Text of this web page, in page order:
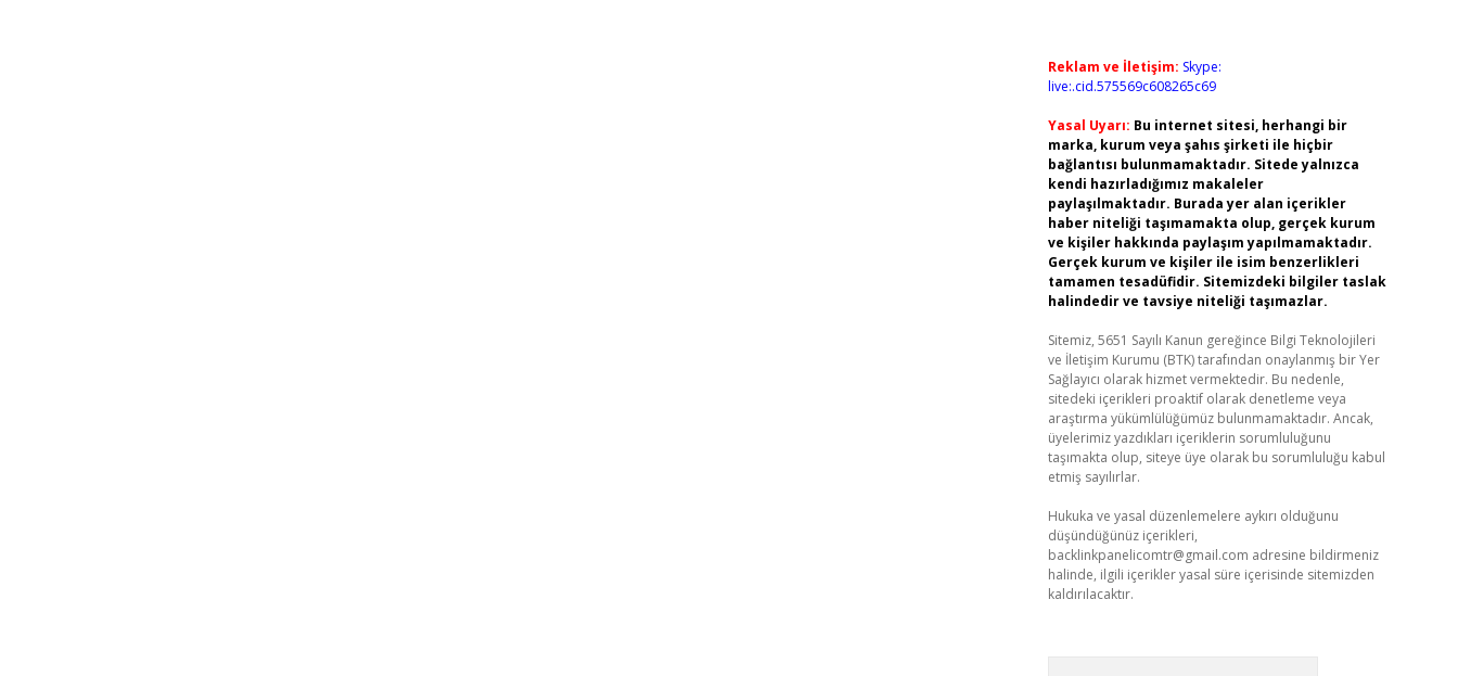
Reklam ve İletişim: Skype:
live:.cid.575569c608265c69
Yasal Uyarı: Bu internet sitesi, herhangi bir
marka, kurum veya şahıs şirketi ile hiçbir
bağlantısı bulunmamaktadır. Sitede yalnızca
kendi hazırladığımız makaleler
paylaşılmaktadır. Burada yer alan içerikler
haber niteliği taşımamakta olup, gerçek kurum
ve kişiler hakkında paylaşım yapılmamaktadır.
Gerçek kurum ve kişiler ile isim benzerlikleri
tamamen tesadüfidir. Sitemizdeki bilgiler taslak
halindedir ve tavsiye niteliği taşımazlar.
Sitemiz, 5651 Sayılı Kanun gereğince Bilgi Teknolojileri
ve İletişim Kurumu (BTK) tarafından onaylanmış bir Yer
Sağlayıcı olarak hizmet vermektedir. Bu nedenle,
sitedeki içerikleri proaktif olarak denetleme veya
araştırma yükümlülüğümüz bulunmamaktadır. Ancak,
üyelerimiz yazdıkları içeriklerin sorumluluğunu
taşımakta olup, siteye üye olarak bu sorumluluğu kabul
etmiş sayılırlar.
Hukuka ve yasal düzenlemelere aykırı olduğunu
düşündüğünüz içerikleri,
backlinkpanelicomtr@gmail.com adresine bildirmeniz
halinde, ilgili içerikler yasal süre içerisinde sitemizden
kaldırılacaktır.